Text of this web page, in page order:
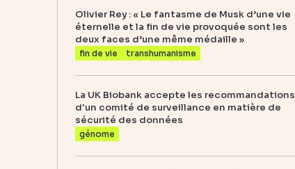
Olivier Rey : « Le fantasme de Musk d’une vie
éternelle et la fin de vie provoquée sont les
deux faces d’une même médaille »
fin de vie transhumanisme
La UK Biobank accepte les recommandations
d'un comité de surveillance en matière de
sécurité des données
génome